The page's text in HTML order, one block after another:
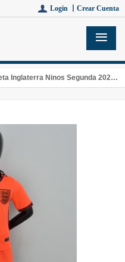
Login 丨 Crear Cuenta
Inglaterra Ninos Segunda 2022/2023